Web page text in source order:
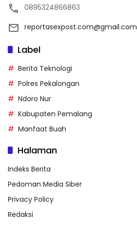
0895324866863
reportasexpost.com@gmail.com
Label
Berita Teknologi
Polres Pekalongan
Ndoro Nur
Kabupaten Pemalang
Manfaat Buah
Halaman
Indeks Berita
Pedoman Media Siber
Privacy Policy
Redaksi